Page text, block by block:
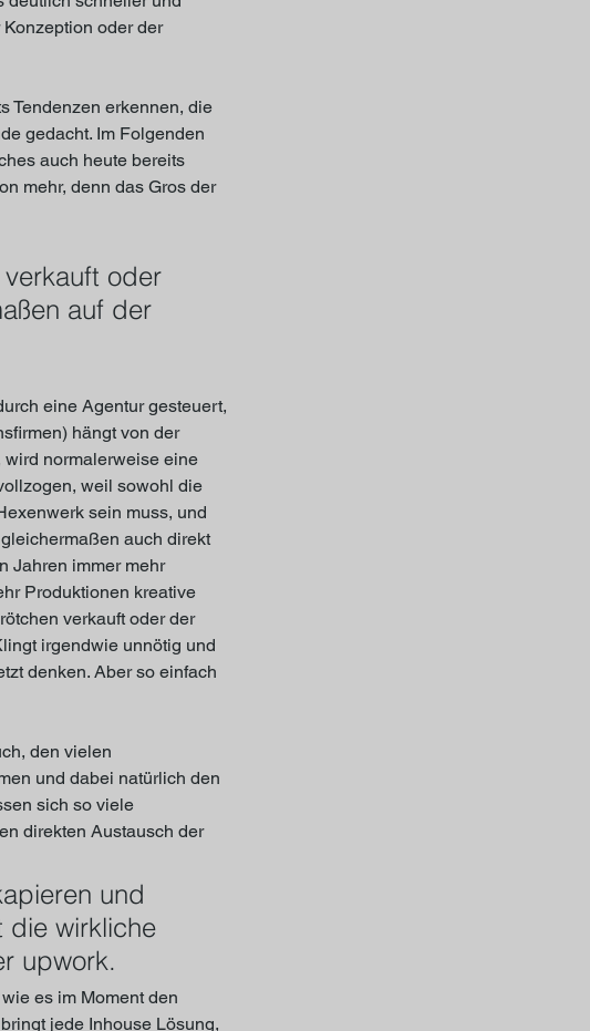
oder der
Tendenzen erkennen, die
gedacht. Im Folgenden
auch heute bereits
mehr, denn das Gros der
oder
auf der
eine Agentur gesteuert,
hängt von der
normalerweise eine
weil sowohl die
sein muss, und
auch direkt
Jahren immer mehr
Produktionen kreative
verkauft oder der
irgendwie unnötig und
denken. Aber so einfach
den vielen
und dabei natürlich den
sich so viele
direkten Austausch der
und
die wirkliche
upwork.
es im Moment den
jede Inhouse Lösung,